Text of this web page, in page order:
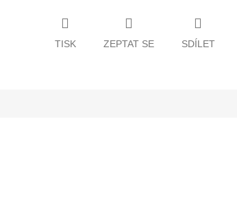
TISK ZEPTAT SE SDÍLET